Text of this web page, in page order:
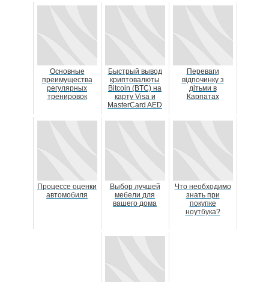
моделі
Основные
преимущества
регулярных
тренировок
Быстрый вывод
криптовалюты
Bitcoin (BTC) на
карту Visa и
MasterCard AED
Переваги
відпочинку з
дітьми в
Карпатах
Процессе оценки
автомобиля
Выбор лучшей
мебели для
вашего дома
Что необходимо
знать при
покупке
ноутбука?